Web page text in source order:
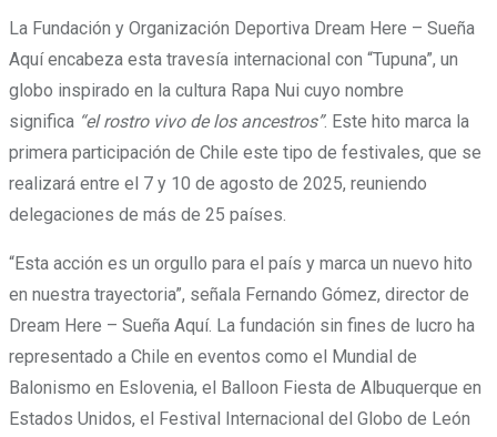
La Fundación y Organización Deportiva Dream Here – Sueña
Aquí encabeza esta travesía internacional con “Tupuna”, un
globo inspirado en la cultura Rapa Nui cuyo nombre
significa “el rostro vivo de los ancestros”. Este hito marca la
primera participación de Chile este tipo de festivales, que se
realizará entre el 7 y 10 de agosto de 2025, reuniendo
delegaciones de más de 25 países.
“Esta acción es un orgullo para el país y marca un nuevo hito
en nuestra trayectoria”, señala Fernando Gómez, director de
Dream Here – Sueña Aquí. La fundación sin fines de lucro ha
representado a Chile en eventos como el Mundial de
Balonismo en Eslovenia, el Balloon Fiesta de Albuquerque en
Estados Unidos, el Festival Internacional del Globo de León